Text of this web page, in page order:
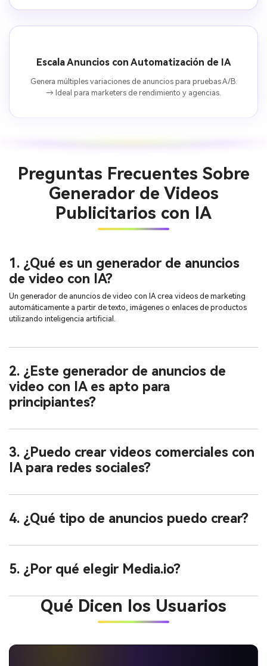
Escala Anuncios con Automatización de IA
Genera múltiples variaciones de anuncios para pruebas A/B.
→ Ideal para marketers de rendimiento y agencias.
Preguntas Frecuentes Sobre
Generador de Videos
Publicitarios con IA
1. ¿Qué es un generador de anuncios
de video con IA?
Un generador de anuncios de video con IA crea videos de marketing
automáticamente a partir de texto, imágenes o enlaces de productos
utilizando inteligencia artificial.
2. ¿Este generador de anuncios de
video con IA es apto para
principiantes?
3. ¿Puedo crear videos comerciales con
IA para redes sociales?
4. ¿Qué tipo de anuncios puedo crear?
5. ¿Por qué elegir Media.io?
Qué Dicen los Usuarios